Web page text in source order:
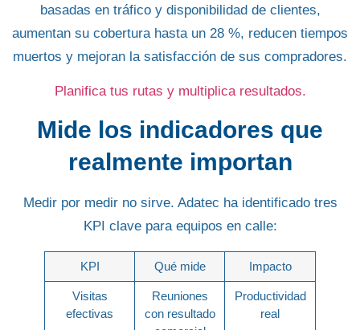
basadas en tráfico y disponibilidad de clientes,
aumentan su cobertura hasta un 28 %, reducen tiempos
muertos y mejoran la satisfacción de sus compradores.
Planifica tus rutas y multiplica resultados.
Mide los indicadores que
realmente importan
Medir por medir no sirve. Adatec ha identificado tres
KPI clavepara equipos en calle:
KPI Qué mide Impacto
Visitas
efectivas
Reuniones
con resultado
Productividad
real